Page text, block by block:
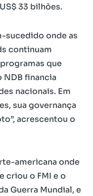
33 bilhões.
sucedido onde as
continuam
que
financia
nacionais. Em
sua governança
acrescentou o
americana onde
criou o FMI e o
Guerra Mundial, e